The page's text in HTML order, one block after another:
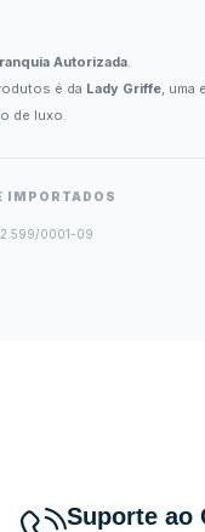
Autorizada.
é da Lady Griffe, uma
de luxo.
IMPORTADOS
0001-09
Suporte ao